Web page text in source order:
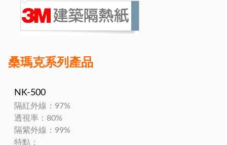
桑瑪克系列產品
NK-500
隔紅外線：97%
透視率：80%
隔紫外線：99%
特點：